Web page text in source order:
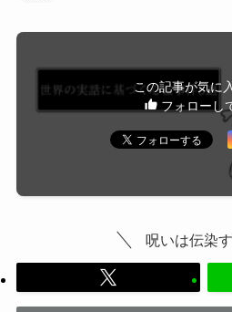
この記事が気に
フォローし
呪いは伝染